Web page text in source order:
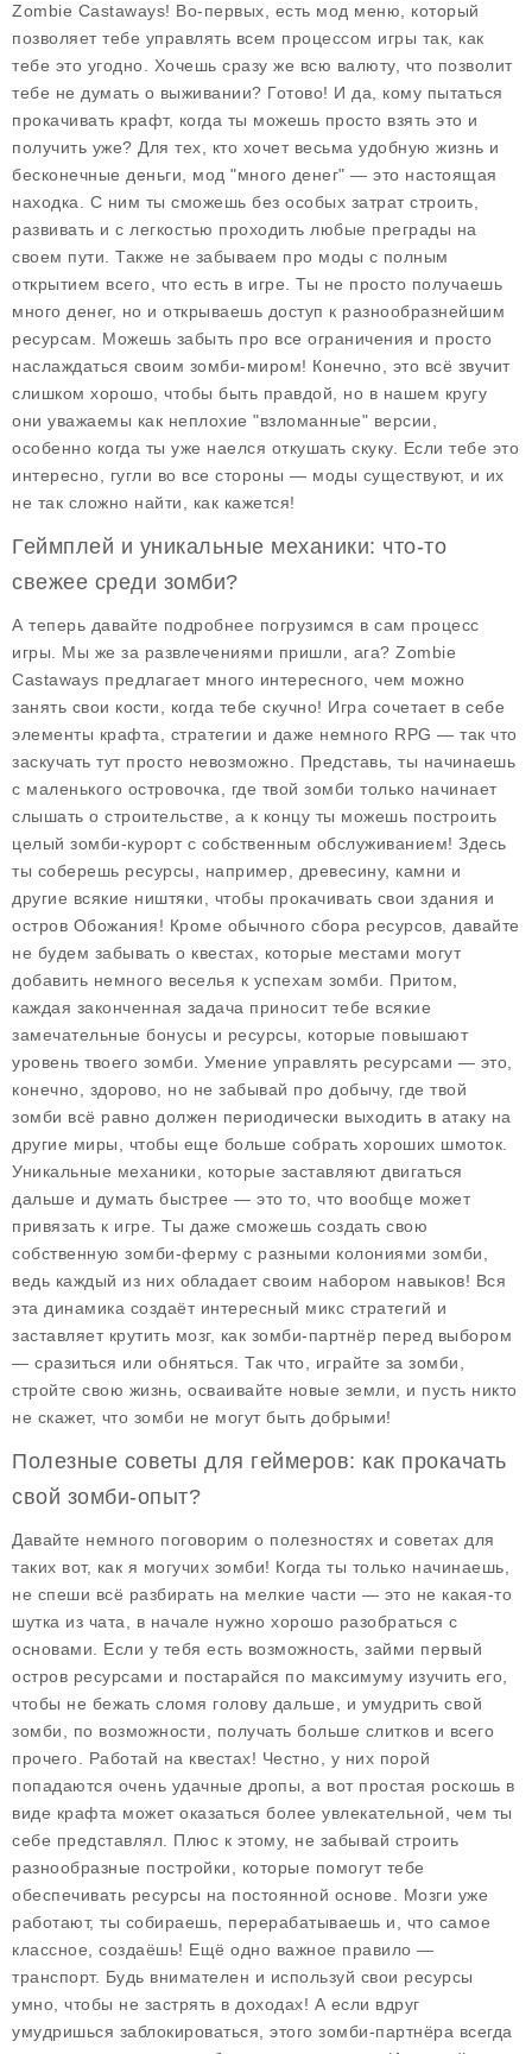
Zombie Castaways! Во-первых, есть мод меню, который
позволяет тебе управлять всем процессом игры так, как
тебе это угодно. Хочешь сразу же всю валюту, что позволит
тебе не думать о выживании? Готово! И да, кому пытаться
прокачивать крафт, когда ты можешь просто взять это и
получить уже? Для тех, кто хочет весьма удобную жизнь и
бесконечные деньги, мод "много денег" — это настоящая
находка. С ним ты сможешь без особых затрат строить,
развивать и с легкостью проходить любые преграды на
своем пути. Также не забываем про моды с полным
открытием всего, что есть в игре. Ты не просто получаешь
много денег, но и открываешь доступ к разнообразнейшим
ресурсам. Можешь забыть про все ограничения и просто
наслаждаться своим зомби-миром! Конечно, это всё звучит
слишком хорошо, чтобы быть правдой, но в нашем кругу
они уважаемы как неплохие "взломанные" версии,
особенно когда ты уже наелся откушать скуку. Если тебе это
интересно, гугли во все стороны — моды существуют, и их
не так сложно найти, как кажется!
Геймплей и уникальные механики: что-то
свежее среди зомби?
А теперь давайте подробнее погрузимся в сам процесс
игры. Мы же за развлечениями пришли, ага? Zombie
Castaways предлагает много интересного, чем можно
занять свои кости, когда тебе скучно! Игра сочетает в себе
элементы крафта, стратегии и даже немного RPG — так что
заскучать тут просто невозможно. Представь, ты начинаешь
с маленького островочка, где твой зомби только начинает
слышать о строительстве, а к концу ты можешь построить
целый зомби-курорт с собственным обслуживанием! Здесь
ты соберешь ресурсы, например, древесину, камни и
другие всякие ништяки, чтобы прокачивать свои здания и
остров Обожания! Кроме обычного сбора ресурсов, давайте
не будем забывать о квестах, которые местами могут
добавить немного веселья к успехам зомби. Притом,
каждая законченная задача приносит тебе всякие
замечательные бонусы и ресурсы, которые повышают
уровень твоего зомби. Умение управлять ресурсами — это,
конечно, здорово, но не забывай про добычу, где твой
зомби всё равно должен периодически выходить в атаку на
другие миры, чтобы еще больше собрать хороших шмоток.
Уникальные механики, которые заставляют двигаться
дальше и думать быстрее — это то, что вообще может
привязать к игре. Ты даже сможешь создать свою
собственную зомби-ферму с разными колониями зомби,
ведь каждый из них обладает своим набором навыков! Вся
эта динамика создаёт интересный микс стратегий и
заставляет крутить мозг, как зомби-партнёр перед выбором
— сразиться или обняться. Так что, играйте за зомби,
стройте свою жизнь, осваивайте новые земли, и пусть никто
не скажет, что зомби не могут быть добрыми!
Полезные советы для геймеров: как прокачать
свой зомби-опыт?
Давайте немного поговорим о полезностях и советах для
таких вот, как я могучих зомби! Когда ты только начинаешь,
не спеши всё разбирать на мелкие части — это не какая-то
шутка из чата, в начале нужно хорошо разобраться с
основами. Если у тебя есть возможность, займи первый
остров ресурсами и постарайся по максимуму изучить его,
чтобы не бежать сломя голову дальше, и умудрить свой
зомби, по возможности, получать больше слитков и всего
прочего. Работай на квестах! Честно, у них порой
попадаются очень удачные дропы, а вот простая роскошь в
виде крафта может оказаться более увлекательной, чем ты
себе представлял. Плюс к этому, не забывай строить
разнообразные постройки, которые помогут тебе
обеспечивать ресурсы на постоянной основе. Мозги уже
работают, ты собираешь, перерабатываешь и, что самое
классное, создаёшь! Ещё одно важное правило —
транспорт. Будь внимателен и используй свои ресурсы
умно, чтобы не застрять в доходах! А если вдруг
умудришься заблокироваться, этого зомби-партнёра всегда